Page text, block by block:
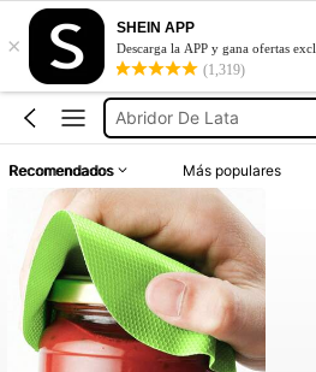
×
SHEIN APP
Descarga la APP y gana ofertas
(1,319)
Abre Latas Cerveza
Abre Latas
Abrelatas
Abridor De Lata
Abre Latas Cerveza
Abre Latas
Recomendados Más populares